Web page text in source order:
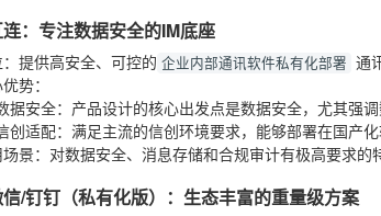
：专注数据安全的IM底座
：提供高安全、可控的 企业内部通讯软件私有化部署 通
势：
据安全：产品设计的核心出发点是数据安全，尤其强
创适配：满足主流的信创环境要求，能够部署在国产化
景：对数据安全、消息存储和合规审计有极高要求的
/钉钉（私有化版）：生态丰富的重量级方案